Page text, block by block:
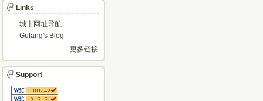
Links
城市网址导航
Gufang's Blog
更多链接…
Support